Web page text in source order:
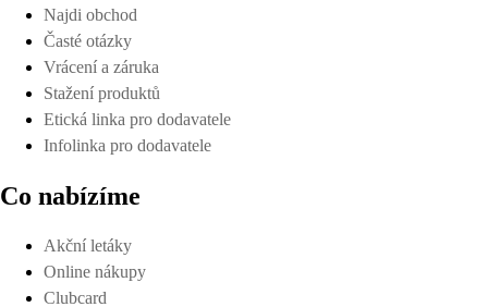
Najdi obchod
Časté otázky
Vrácení a záruka
Stažení produktů
Etická linka pro dodavatele
Infolinka pro dodavatele
Co nabízíme
Akční letáky
Online nákupy
Clubcard